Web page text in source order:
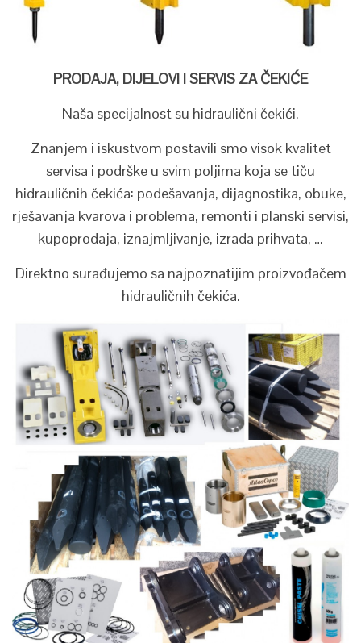
PRODAJA, DIJELOVI I SERVIS ZA ČEKIĆE
Naša specijalnost su hidraulični čekići.
Znanjem i iskustvom postavili smo visok kvalitet
servisa i podrške u svim poljima koja se tiču
hidrauličnih čekića: podešavanja, dijagnostika, obuke,
rješavanja kvarova i problema, remonti i planski servisi,
kupoprodaja, iznajmljivanje, izrada prihvata, …
Direktno surađujemo sa najpoznatijim proizvođačem
hidrauličnih čekića.